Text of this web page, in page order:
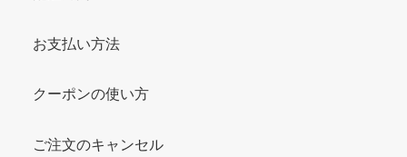
お支払い方法
クーポンの使い方
ご注文のキャンセル